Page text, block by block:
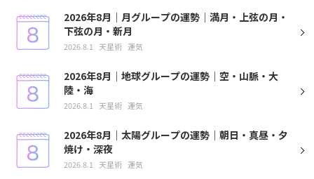
2026年8月｜月グループの運勢｜満月・上弦の月・
下弦の月・新月
2026.8.1 天星術 運気
2026年8月｜地球グループの運勢｜空・山脈・大
陸・海
2026.8.1 天星術 運気
2026年8月｜太陽グループの運勢｜朝日・真昼・夕
焼け・深夜
2026.8.1 天星術 運気